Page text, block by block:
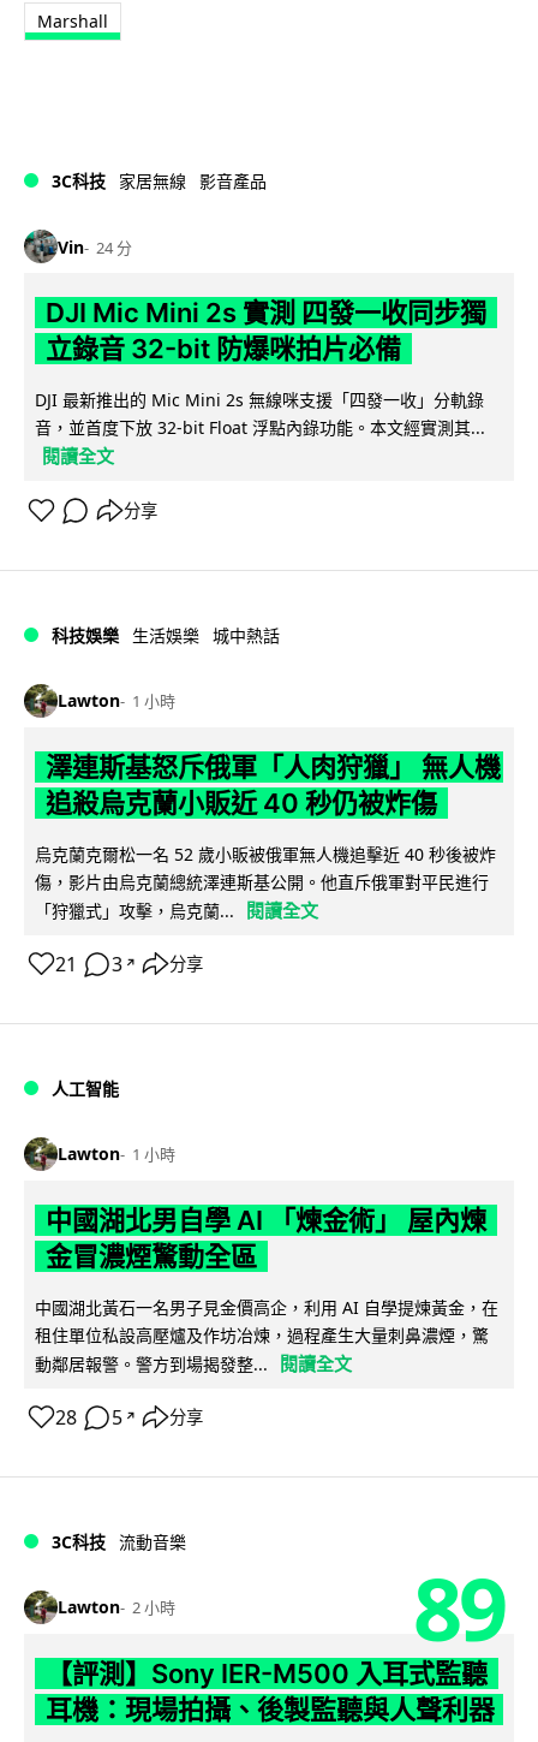
Marshall
3C科技 家居無線 影音產品
Vin 24 分
DJI Mic Mini 2s 實測 四發一收同步獨
立錄音 32-bit 防爆咪拍片必備
DJI 最新推出的 Mic Mini 2s 無線咪支援「四發一收」分軌錄
音，並首度下放 32-bit Float 浮點內錄功能。本文經實測其...
閱讀全文
分享
科技娛樂 生活娛樂 城中熱話
Lawton 1 小時
澤連斯基怒斥俄軍「人肉狩獵」 無人機
追殺烏克蘭小販近 40 秒仍被炸傷
烏克蘭克爾松一名 52 歲小販被俄軍無人機追擊近 40 秒後被炸
傷，影片由烏克蘭總統澤連斯基公開。他直斥俄軍對平民進行
「狩獵式」攻擊，烏克蘭...
閱讀全文
21 3 ↗ 分享
人工智能
Lawton 1 小時
中國湖北男自學 AI 「煉金術」 屋內煉
金冒濃煙驚動全區
中國湖北黃石一名男子見金價高企，利用 AI 自學提煉黃金，在
租住單位私設高壓爐及作坊冶煉，過程產生大量刺鼻濃煙，驚
動鄰居報警。警方到場揭發整...
閱讀全文
28 5 ↗ 分享
3C科技 流動音樂
Lawton 2 小時 89
【評測】Sony IER-M500 入耳式監聽
耳機：現場拍攝、後製監聽與人聲利器